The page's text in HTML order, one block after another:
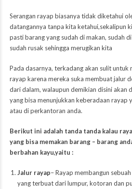
Serangan rayap biasanya tidak diketahui
datangannya tanpa kita ketahui,sekalipun
pasti barang yang sudah di makan, sudah
sudah rusak sehingga merugikan kita
Pada dasarnya, terkadang akan sulit untuk
rayap karena mereka suka membuat jalur
dari dalam, walaupun demikian disini akan
yang bisa menunjukkan keberadaan rayap
atau di perkantoran anda.
Berikut ini adalah tanda tanda kalau
yang bisa memakan barang – barang
berbahan kayu,yaitu :
Jalur rayap– Rayap membangun
yang terbuat dari lumpur, kotoran dan